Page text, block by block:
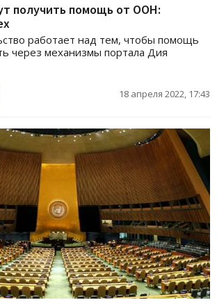
получить помощь от ООН:
работает над тем, чтобы помощь
через механизмы портала Дия
18 апреля 2022, 17:43